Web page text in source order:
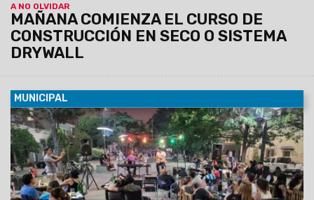
A NO OLVIDAR
MAÑANA COMIENZA EL CURSO DE
CONSTRUCCIÓN EN SECO O SISTEMA
DRYWALL
MUNICIPAL
05/03/2024 El líder de Perro Ciego brindará un show el
viernes 8, a las 22, en el Paseo de los Poetas, en el marco
del Ciclo de Homenajes que organiza Fidel Puggioni, con el
acompañamiento de la Municipalidad.